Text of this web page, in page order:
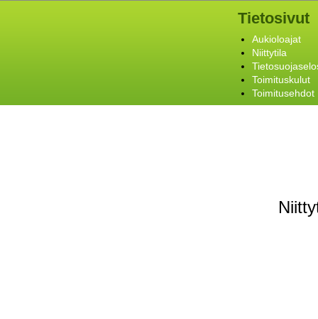
Tietosivut
Aukioloajat
Niittytila
Toimituskulut
Toimitusehdot